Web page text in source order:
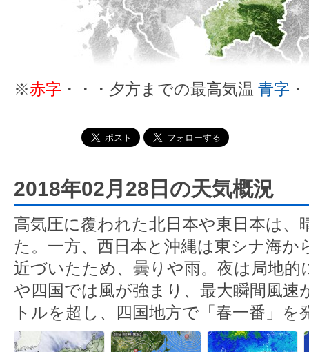
※赤字 ・・・夕方までの最高気温 青字
2018年02月28日の天気概況
高気圧に覆われた北日本や東日本は、
た。一方、西日本と沖縄は東シナ海か
近づいたため、曇りや雨。夜は局地的
や四国では風が強まり、最大瞬間風速
トルを超し、四国地方で「春一番」を